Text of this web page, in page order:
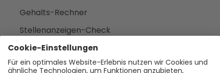
Gehalts-Rechner
Stellenanzeigen-Check
Burnout-Check
Benefit-Kommunikation